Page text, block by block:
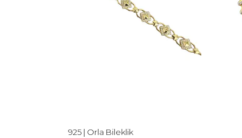
925 | Orla Bileklik